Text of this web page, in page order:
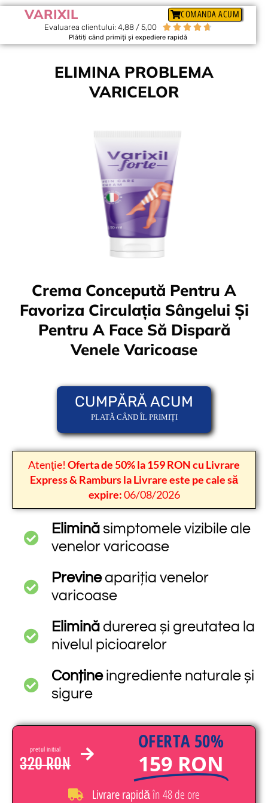
VARIXIL COMANDA ACUM
Evaluarea clientului: 4,88 / 5,00     
Plătiți când primiți și expediere rapidă
ELIMINA PROBLEMA
VARICELOR
Crema Concepută Pentru A
Favoriza Circulația Sângelui Și
Pentru A Face Să Dispară
Venele Varicoase
CUMPĂRĂ ACUM
PLATĂ CÂND ÎL PRIMIȚI
Atenţie! Oferta de 50% la 159 RON cu Livrare
Express & Ramburs la Livrare este pe cale să
expire:06/08/2026
Eliminăsimptomele vizibile ale
venelor varicoase
Previneapariția venelor
varicoase
Eliminădurerea și greutatea la
nivelul picioarelor
Conțineingrediente naturale și
sigure
pretul initial
320 RON
OFERTA 50%
159 RON
Livrare rapidăîn 48 de ore